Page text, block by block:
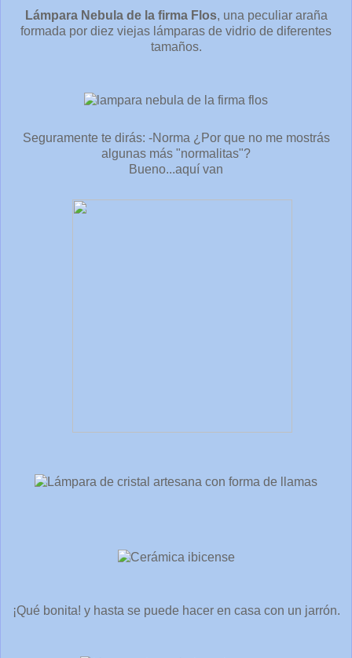
Lámpara Nebula de la firma Flos, una peculiar araña
formada por diez viejas lámparas de vidrio de diferentes
tamaños.
Seguramente te dirás: -Norma ¿Por que no me mostrás
algunas más "normalitas"?
Bueno...aquí van
¡Qué bonita! y hasta se puede hacer en casa con un jarrón.